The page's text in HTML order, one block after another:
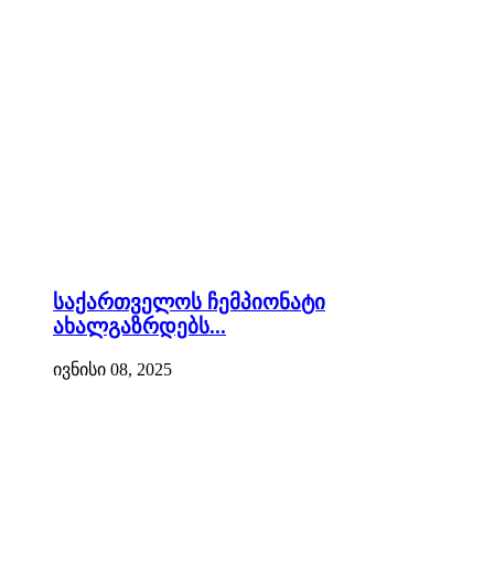
საქართველოს ჩემპიონატი
ახალგაზრდებს...
ივნისი 08, 2025